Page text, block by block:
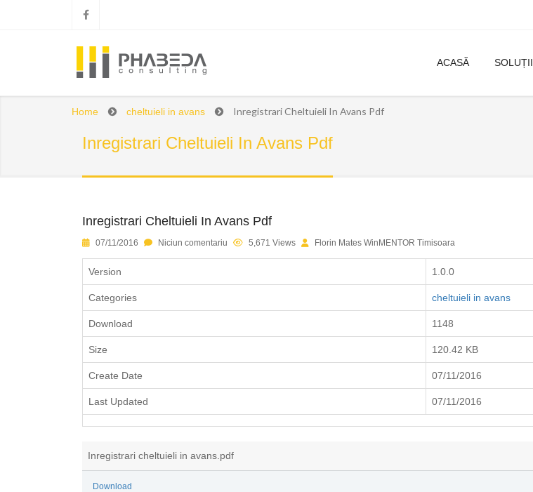
ACASĂ SOLUȚII
Inregistrari Cheltuieli In Avans Pdf
Home cheltuieli in avans Inregistrari Cheltuieli In Avans Pdf
Inregistrari Cheltuieli In Avans Pdf
07/11/2016 Niciun comentariu 5,671 Views Florin Mates WinMENTOR Timisoara
Version 1.0.0
Categories cheltuieli in avans
Download 1148
Size 120.42 KB
Create Date 07/11/2016
Last Updated 07/11/2016
Inregistrari cheltuieli in avans.pdf
Download